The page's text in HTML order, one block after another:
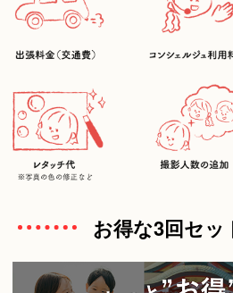
お得な3回セッ